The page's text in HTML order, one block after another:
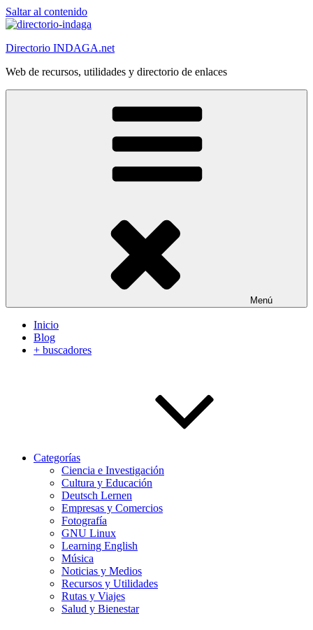
Saltar al contenido
Directorio INDAGA.net
Web de recursos, utilidades y directorio de enlaces
Menú
Inicio
Blog
+ buscadores
Categorías
Ciencia e Investigación
Cultura y Educación
Deutsch Lernen
Empresas y Comercios
Fotografía
GNU Linux
Learning English
Música
Noticias y Medios
Recursos y Utilidades
Rutas y Viajes
Salud y Bienestar